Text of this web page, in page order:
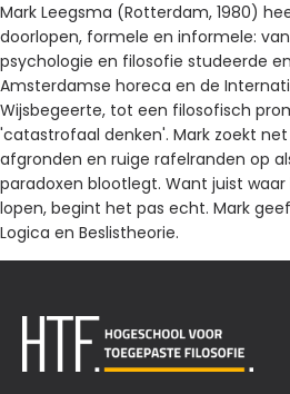
Mark Leegsma (Rotterdam, 1980)
doorlopen, formele en informele:
psychologie en filosofie studeerde
Amsterdamse horeca en de
Wijsbegeerte, tot een filosofisch
'catastrofaal denken'. Mark zoekt
afgronden en ruige rafelranden op
paradoxen blootlegt. Want juist
lopen, begint het pas echt. Mark
Logica en Beslistheorie.